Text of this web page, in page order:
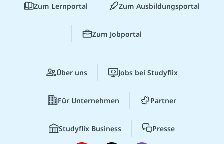
Zum Lernportal Zum Ausbildungsportal
Zum Jobportal
Über uns Jobs bei Studyflix
Für Unternehmen Partner
Studyflix Business Presse